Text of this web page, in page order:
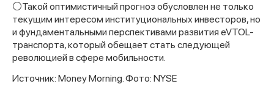
⚪️Такой оптимистичный прогноз обусловлен не только
текущим интересом институциональных инвесторов, но
и фундаментальными перспективами развития eVTOL-
транспорта, который обещает стать следующей
революцией в сфере мобильности.
Источник: Money Morning. Фото: NYSE